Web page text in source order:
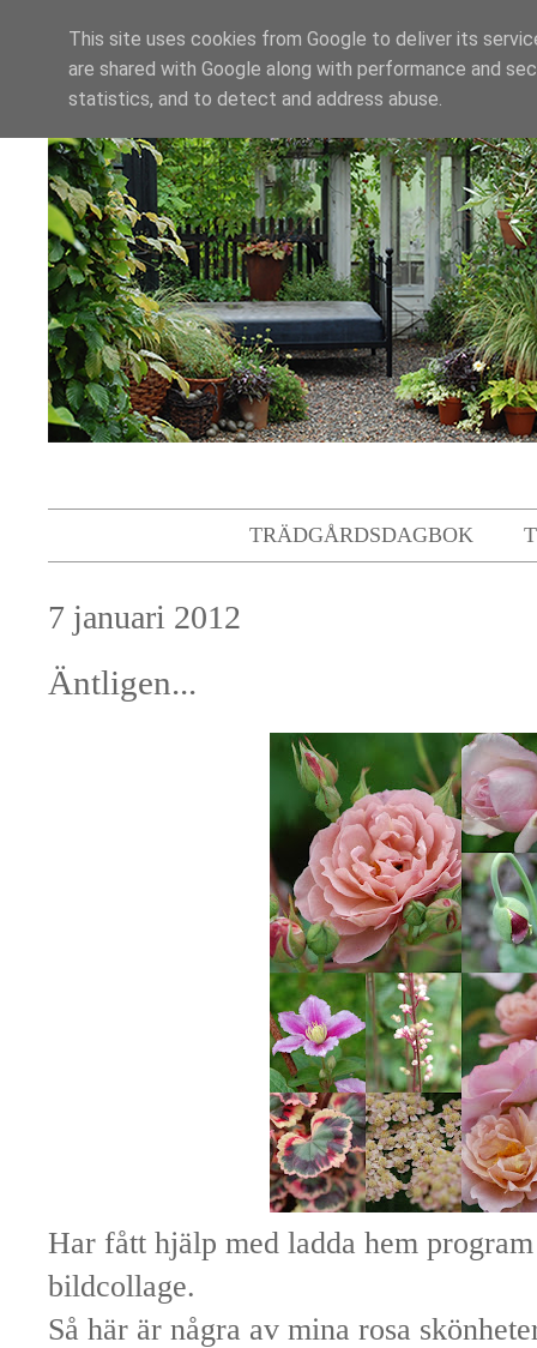
TRÄDGÅRDSDAGBOK
7 januari 2012
Äntligen...
Har fått hjälp med ladda hem
bildcollage.
Så här är några av mina rosa
This site uses cookies from Google to deliver its
are shared with Google along with performance and
statistics, and to detect and address abuse.